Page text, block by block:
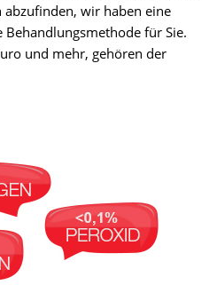
wir haben eine
für Sie.
und mehr, gehören der